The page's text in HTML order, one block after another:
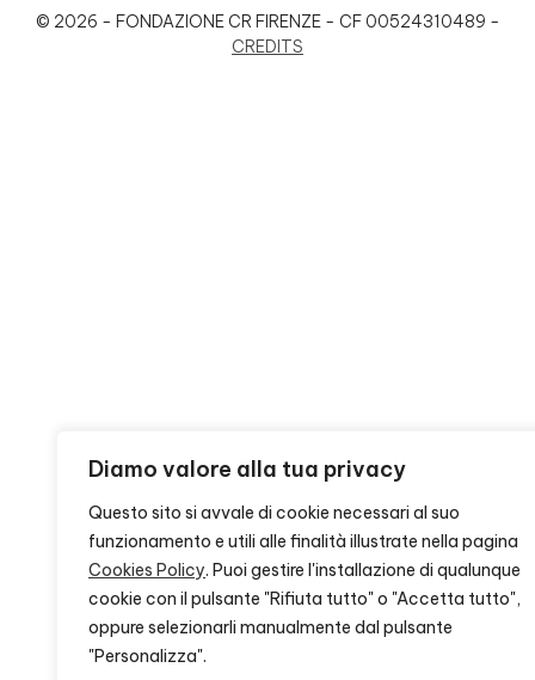
Diamo valore alla tua privacy
Questo sito si avvale di cookie necessari al suo
funzionamento e utili alle finalità illustrate nella pagina
Cookies Policy. Puoi gestire l'installazione di qualunque
cookie con il pulsante "Rifiuta tutto" o "Accetta tutto",
oppure selezionarli manualmente dal pulsante
"Personalizza".
© 2026 - FONDAZIONE CR FIRENZE - CF 00524310489 -
CREDITS